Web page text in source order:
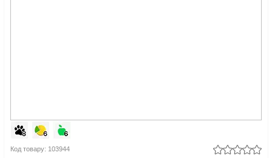
Код товару: 103944